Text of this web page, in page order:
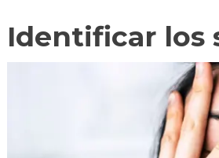
Identificar los